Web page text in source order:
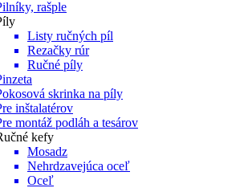
rašple
Listy ručných píl
Rezačky rúr
Ručné píly
skrinka na píly
inštalatérov
montáž podláh a tesárov
kefy
Mosadz
Nehrdzavejúca oceľ
Oceľ